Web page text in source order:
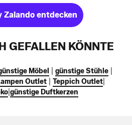
Zalando entdecken
GEFALLEN KÖNNTE
Möbel günstige Stühle
Outlet Teppich Outlet
günstige Duftkerzen